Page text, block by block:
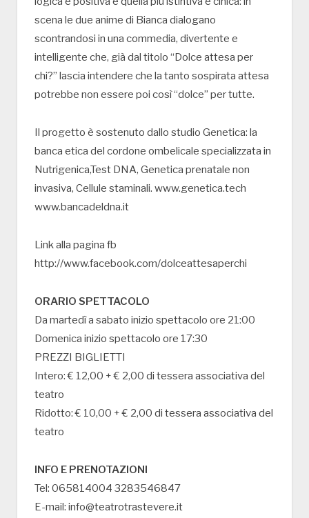
scena le due anime di Bianca dialogano
scontrandosi in una commedia, divertente e
intelligente che, già dal titolo “Dolce attesa per
chi?” lascia intendere che la tanto sospirata attesa
potrebbe non essere poi così “dolce” per tutte.
Il progetto è sostenuto dallo studio Genetica: la
banca etica del cordone ombelicale specializzata in
Nutrigenica,Test DNA, Genetica prenatale non
invasiva, Cellule staminali. www.genetica.tech
www.bancadeldna.it
Link alla pagina fb
http://www.facebook.com/dolceattesaperchi
ORARIO SPETTACOLO
Da martedì a sabato inizio spettacolo ore 21:00
Domenica inizio spettacolo ore 17:30
PREZZI BIGLIETTI
Intero: € 12,00 + € 2,00 di tessera associativa del
teatro
Ridotto: € 10,00 + € 2,00 di tessera associativa del
teatro
INFO E PRENOTAZIONI
Tel: 065814004 3283546847
E-mail: info@teatrotrastevere.it